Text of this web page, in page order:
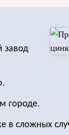
завод
городе.
в сложных